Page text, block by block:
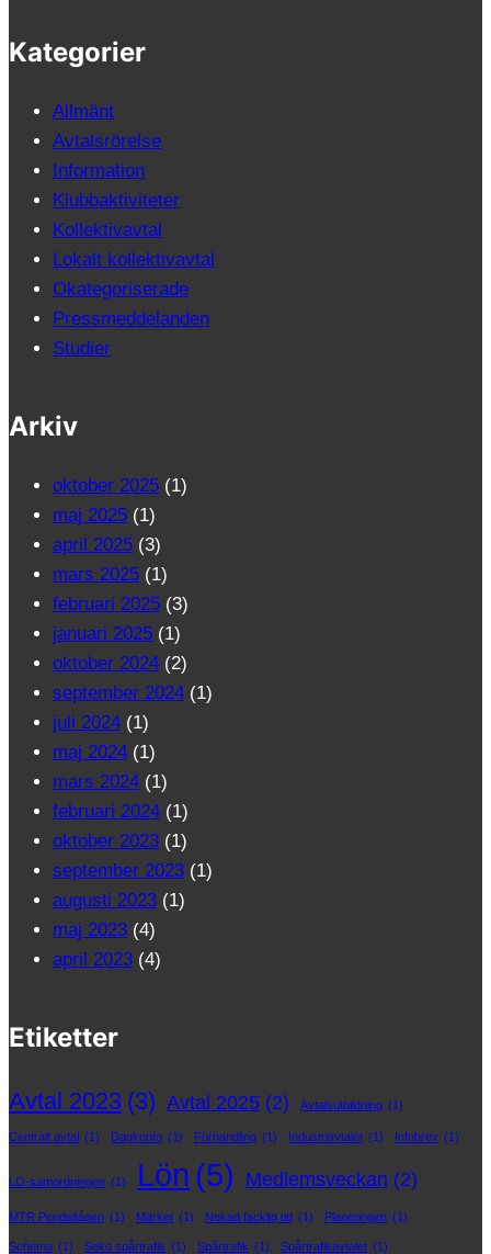
Kategorier
Allmänt
Avtalsrörelse
Information
Klubbaktiviteter
Kollektivavtal
Lokalt kollektivavtal
Okategoriserade
Pressmeddelanden
Studier
Arkiv
oktober 2025 (1)
maj 2025 (1)
april 2025 (3)
mars 2025 (1)
februari 2025 (3)
januari 2025 (1)
oktober 2024 (2)
september 2024 (1)
juli 2024 (1)
maj 2024 (1)
mars 2024 (1)
februari 2024 (1)
oktober 2023 (1)
september 2023 (1)
augusti 2023 (1)
maj 2023 (4)
april 2023 (4)
Etiketter
Avtal 2023 (3) Avtal 2025 (2) Avtalsutbildning (1)
Centralt avtal (1) Dagkonto (1) Förhandling (1) Industriavtalet (1) Infobrev (1)
LO-samordningen (1) Lön (5) Medlemsveckan (2)
MTR Pendeltågen (1) Märket (1) Nekad facklig tid (1) Planeringen (1)
Schema (1) Seko spårtrafik (1) Spårtrafik (1) Spårtrafikavtalet (1)